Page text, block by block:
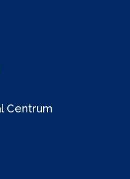
Centrum